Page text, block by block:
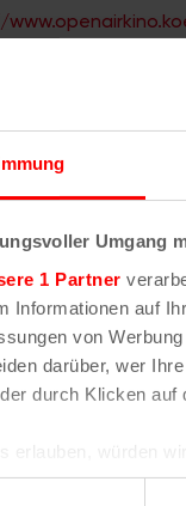
Umgang
1 Partner
Informationen auf
von
darüber, wer
durch Klicken
über Ihre
Kino Köln
Platz 1